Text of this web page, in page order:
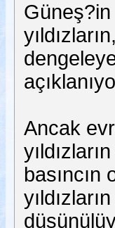
Güneş?in
Ancak